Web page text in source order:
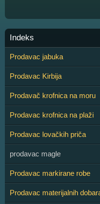
Indeks
Prodavac jabuka
Prodavac Kirbija
Prodavač krofnica na moru
Prodavac krofnica na plaži
Prodavac lovačkih priča
prodavac magle
Prodavac markirane robe
Prodavac materijalnih